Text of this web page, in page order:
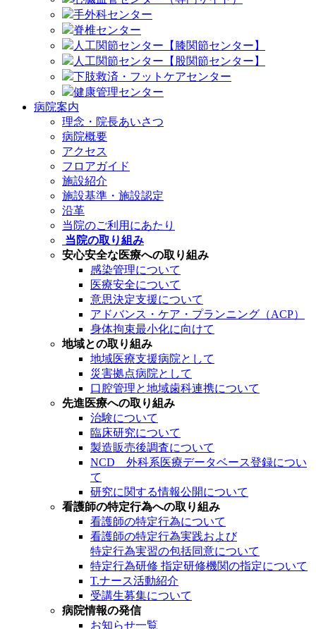
手外科センター
脊椎センター
人工関節センター【膝関節センター】
人工関節センター【股関節センター】
下肢救済・フットケアセンター
健康管理センター
病院案内
理念・院長あいさつ
病院概要
アクセス
フロアガイド
施設紹介
施設基準・施設認定
沿革
当院のご利用にあたり
当院の取り組み
安心安全な医療への取り組み
感染管理について
医療安全について
意思決定支援について
アドバンス・ケア・プランニング（ACP）
身体拘束最小化に向けて
地域との取り組み
地域医療支援病院として
災害拠点病院として
口腔管理と地域歯科連携について
先進医療への取り組み
治験について
臨床研究について
製造販売後調査について
NCD 外科系医療データベース登録につい
て
研究に関する情報公開について
看護師の特定行為への取り組み
看護師の特定行為について
看護師の特定行為実践および
特定行為実習の包括同意について
特定行為研修 指定研修機関の指定について
T.ナース活動紹介
受講生募集について
病院情報の発信
お知らせ一覧